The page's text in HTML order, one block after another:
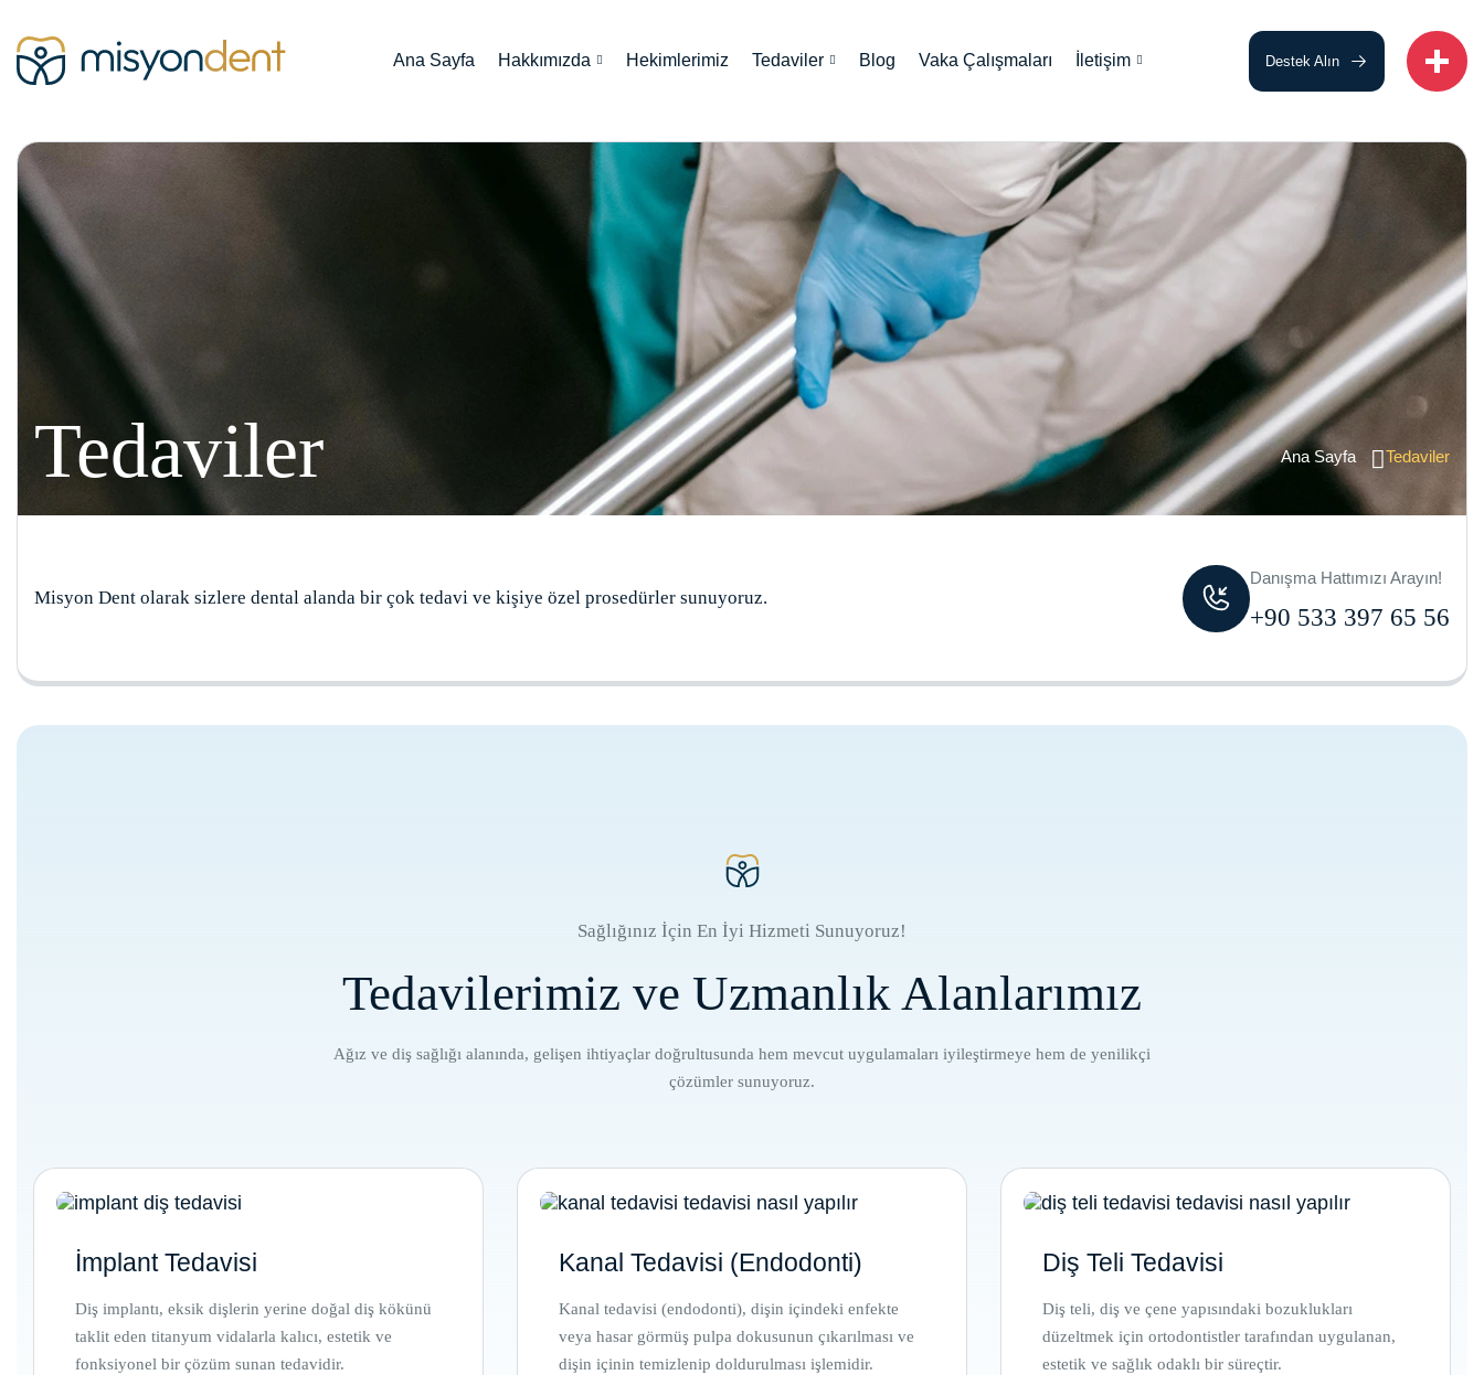
Ana Sayfa Hakkımızda Hekimlerimiz Tedaviler Blog Vaka Çalışmaları İletişim Destek Alın
Tedaviler Ana Sayfa Tedaviler
Misyon Dent olarak sizlere dental alanda bir çok tedavi ve kişiye özel prosedürler sunuyoruz.
Danışma Hattımızı Arayın!
+90 533 397 65 56
Sağlığınız İçin En İyi Hizmeti Sunuyoruz!
Tedavilerimiz ve Uzmanlık Alanlarımız
Ağız ve diş sağlığı alanında, gelişen ihtiyaçlar doğrultusunda hem mevcut uygulamaları iyileştirmeye hem de yenilikçi
çözümler sunuyoruz.
İmplant Tedavisi
Diş implantı, eksik dişlerin yerine doğal diş kökünü
taklit eden titanyum vidalarla kalıcı, estetik ve
fonksiyonel bir çözüm sunan tedavidir.
Kanal Tedavisi (Endodonti)
Kanal tedavisi (endodonti), dişin içindeki enfekte
veya hasar görmüş pulpa dokusunun çıkarılması ve
dişin içinin temizlenip doldurulması işlemidir.
Diş Teli Tedavisi
Diş teli, diş ve çene yapısındaki bozuklukları
düzeltmek için ortodontistler tarafından uygulanan,
estetik ve sağlık odaklı bir süreçtir.